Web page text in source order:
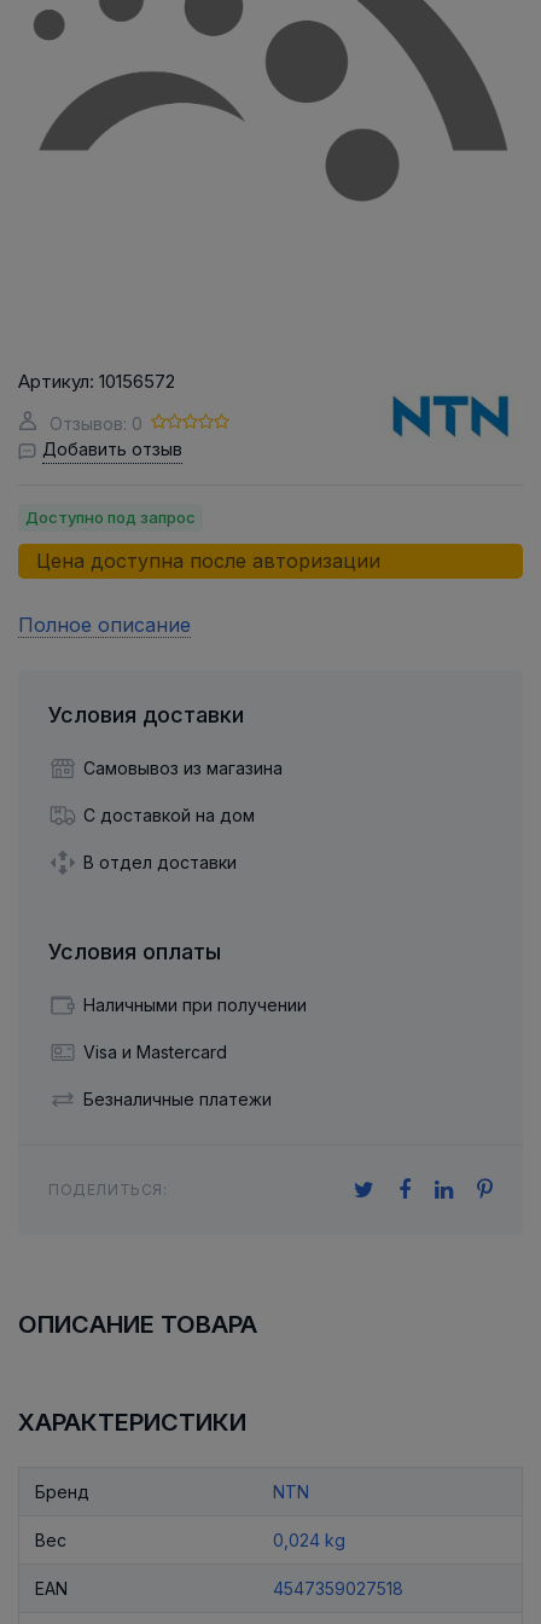
Артикул: 10156572
Отзывов: 0
Добавить отзыв
Доступно под запрос
Цена доступна после авторизации
Полное описание
Условия доставки
Самовывоз из магазина
С доставкой на дом
В отдел доставки
Условия оплаты
Наличными при получении
Visa и Mastercard
Безналичные платежи
ПОДЕЛИТЬСЯ:
ОПИСАНИЕ ТОВАРА
ХАРАКТЕРИСТИКИ
Бренд NTN
Вес 0,024 kg
EAN 4547359027518